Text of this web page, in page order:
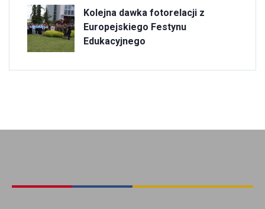
Kolejna dawka fotorelacji z
Europejskiego Festynu
Edukacyjnego